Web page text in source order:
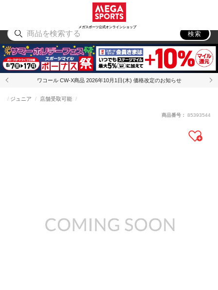
メガスポーツ公式オンラインショップ
アウトドア
検索
ワコール CW-X商品 2026年10月1日(木) 価格改定のお知らせ
ジュニア 店舗受取可能
商品番号： 85393544